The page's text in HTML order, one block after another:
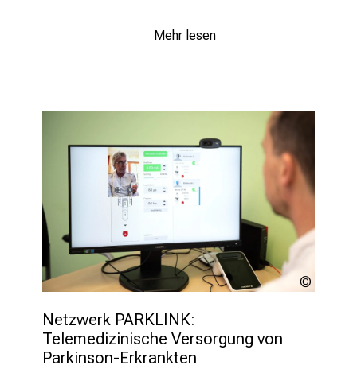
Mehr lesen
Netzwerk PARKLINK:
Telemedizinische Versorgung von
Parkinson-Erkrankten